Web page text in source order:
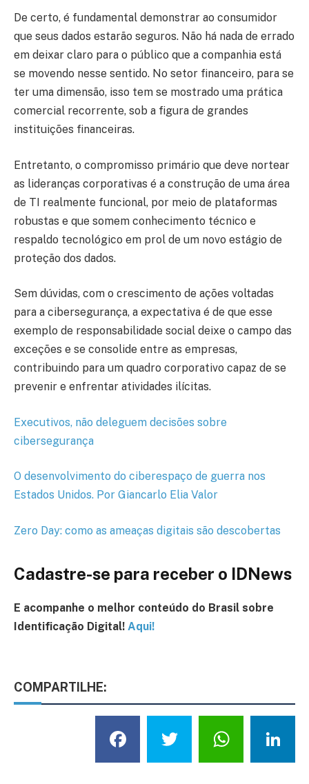
De certo, é fundamental demonstrar ao consumidor
que seus dados estarão seguros. Não há nada de errado
em deixar claro para o público que a companhia está
se movendo nesse sentido. No setor financeiro, para se
ter uma dimensão, isso tem se mostrado uma prática
comercial recorrente, sob a figura de grandes
instituições financeiras.
Entretanto, o compromisso primário que deve nortear
as lideranças corporativas é a construção de uma área
de TI realmente funcional, por meio de plataformas
robustas e que somem conhecimento técnico e
respaldo tecnológico em prol de um novo estágio de
proteção dos dados.
Sem dúvidas, com o crescimento de ações voltadas
para a cibersegurança, a expectativa é de que esse
exemplo de responsabilidade social deixe o campo das
exceções e se consolide entre as empresas,
contribuindo para um quadro corporativo capaz de se
prevenir e enfrentar atividades ilícitas.
Executivos, não deleguem decisões sobre
cibersegurança
O desenvolvimento do ciberespaço de guerra nos
Estados Unidos. Por Giancarlo Elia Valor
Zero Day: como as ameaças digitais são descobertas
Cadastre-se para receber o IDNews
E acompanhe o melhor conteúdo do Brasil sobre
Identificação Digital! Aqui!
COMPARTILHE:
Facebook
Twitter